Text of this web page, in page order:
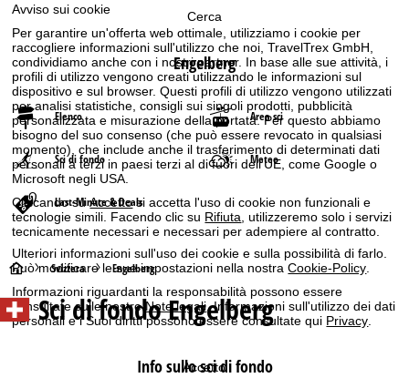
Avviso sui cookie
Per garantire un'offerta web ottimale, utilizziamo i cookie per
raccogliere informazioni sull'utilizzo che noi, TravelTrex GmbH,
condividiamo anche con i nostri partner. In base alle sue attività, i
profili di utilizzo vengono creati utilizzando le informazioni sul
dispositivo e sul browser. Questi profili di utilizzo vengono utilizzati
per analisi statistiche, consigli sui singoli prodotti, pubblicità
personalizzata e misurazione della portata. Per questo abbiamo
bisogno del suo consenso (che può essere revocato in qualsiasi
momento), che include anche il trasferimento di determinati dati
personali a terzi in paesi terzi al di fuori dell'UE, come Google o
Microsoft negli USA.
Cliccando suAccettosi accetta l'uso di cookie non funzionali e
tecnologie simili. Facendo clic su Rifiuta , utilizzeremo solo i servizi
tecnicamente necessari e necessari per adempiere al contratto.
Ulteriori informazioni sull'uso dei cookie e sulla possibilità di farlo.
Può modificare le sue impostazioni nella nostraCookie-Policy
Informazioni riguardanti la responsabilità possono essere
consultate sulle nostreNote legali. Informazioni sull'utilizzo dei dati
personali e i Suoi diritti possono essere consultate qui Privacy
Accetto
Cerca
Engelberg
Elenco Area sci
Sci di fondo Meteo
Last-Minute & Deals
H
o
Svizzera Engelberg
Sci di fondo Engelberg
Info sullo sci di fondo